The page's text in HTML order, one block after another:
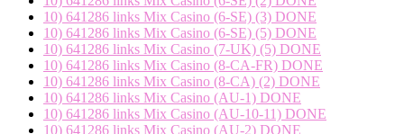
10) 641286 links Mix Casino (6-SE) (3) DONE
10) 641286 links Mix Casino (6-SE) (5) DONE
10) 641286 links Mix Casino (7-UK) (5) DONE
10) 641286 links Mix Casino (8-CA-FR) DONE
10) 641286 links Mix Casino (8-CA) (2) DONE
10) 641286 links Mix Casino (AU-1) DONE
10) 641286 links Mix Casino (AU-10-11) DONE
10) 641286 links Mix Casino (AU-2) DONE